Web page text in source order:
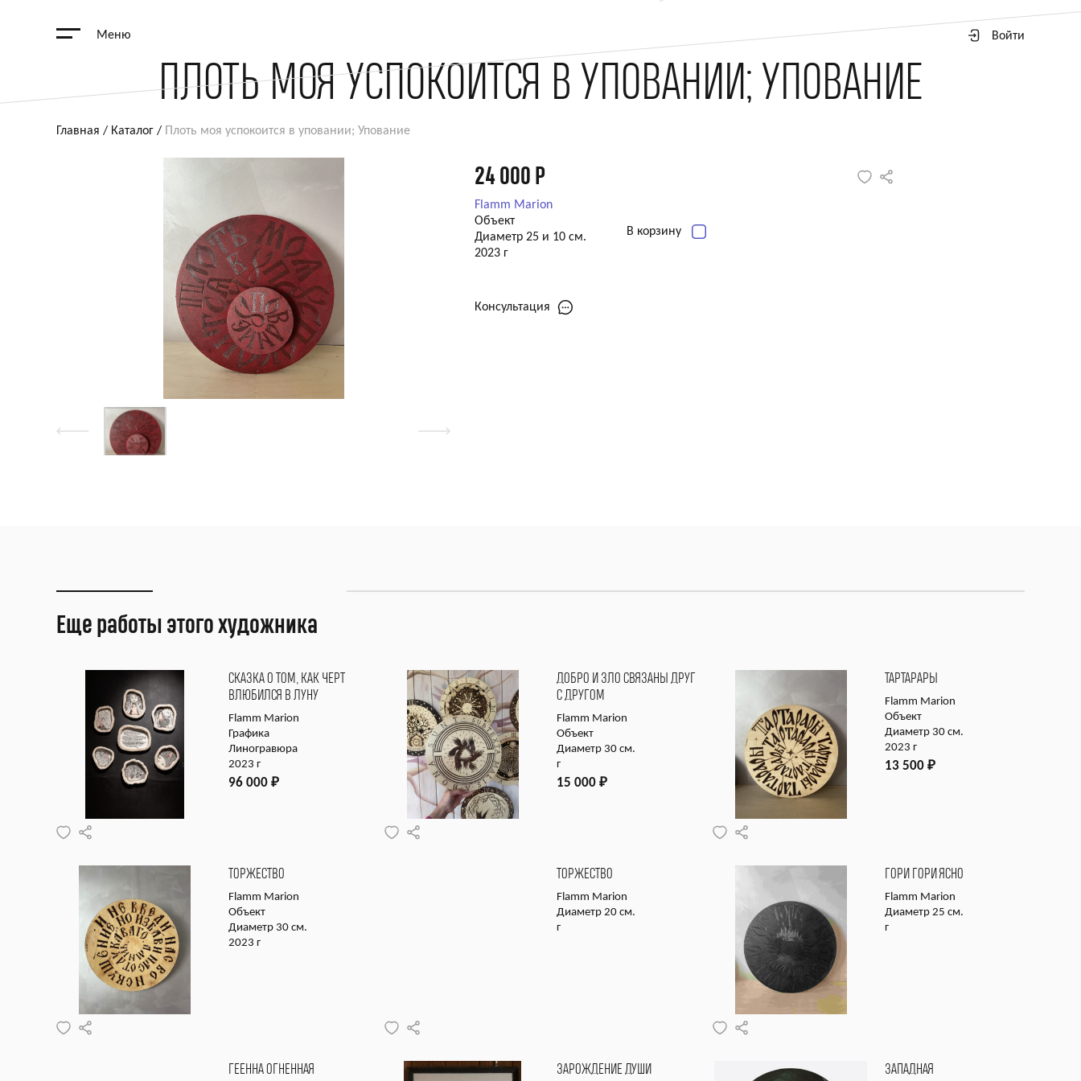
Меню Войти
ПЛОТЬ МОЯ УСПОКОИТСЯ В УПОВАНИИ; УПОВАНИЕ
Главная / Каталог / Плоть моя успокоится в уповании; Упование
24 000 Р
Flamm Marion
Объект
Диаметр 25 и 10 см.
2023 г
В корзину
Консультация
Еще работы этого художника
СКАЗКА О ТОМ, КАК ЧЕРТ
ВЛЮБИЛСЯ В ЛУНУ
Flamm Marion
Графика
Линогравюра
2023 г
96 000 ₽
ДОБРО И ЗЛО СВЯЗАНЫ ДРУГ
С ДРУГОМ
Flamm Marion
Объект
Диаметр 30 см.
г
15 000 ₽
ТАРТАРАРЫ
Flamm Marion
Объект
Диаметр 30 см.
2023 г
13 500 ₽
ТОРЖЕСТВО
Flamm Marion
Объект
Диаметр 30 см.
2023 г
ТОРЖЕСТВО
Flamm Marion
Диаметр 20 см.
г
ГОРИ ГОРИ ЯСНО
Flamm Marion
Диаметр 25 см.
г
ГЕЕННА ОГНЕННАЯ ЗАРОЖДЕНИЕ ДУШИ ЗАПАДНАЯ